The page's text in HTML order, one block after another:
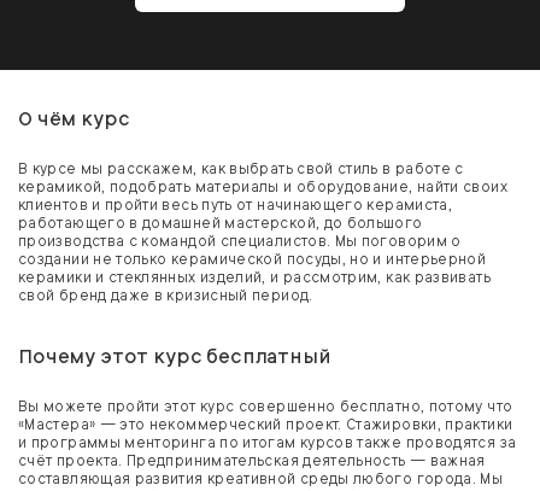
О чём курс
В курсе мы расскажем, как выбрать свой стиль в работе с
керамикой, подобрать материалы и оборудование, найти своих
клиентов и пройти весь путь от начинающего керамиста,
работающего в домашней мастерской, до большого
производства с командой специалистов. Мы поговорим о
создании не только керамической посуды, но и интерьерной
керамики и стеклянных изделий, и рассмотрим, как развивать
свой бренд даже в кризисный период.
Почему этот курс бесплатный
Вы можете пройти этот курс совершенно бесплатно, потому что
«Мастера» — это некоммерческий проект. Стажировки, практики
и программы менторинга по итогам курсов также проводятся за
счёт проекта. Предпринимательская деятельность — важная
составляющая развития креативной среды любого города. Мы